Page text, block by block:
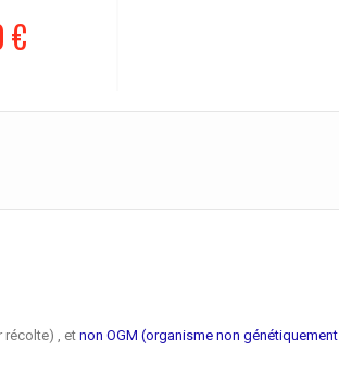
€
récolte) , et non OGM (organisme non génétiquement